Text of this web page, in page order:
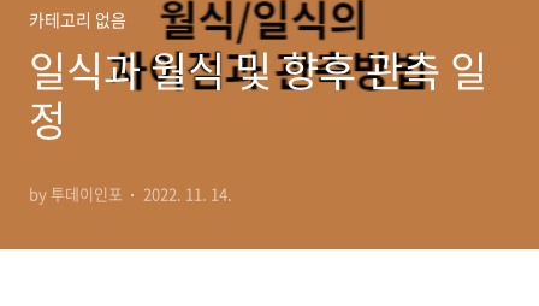
카테고리 없음
일식과 월식 및 향후 관측 일
정
by 투데이인포 2022. 11. 14.